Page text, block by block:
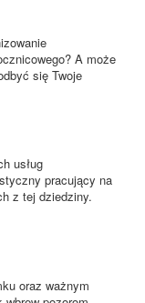
A może
się Twoje
usług
pracujący na
z tej dziedziny.
oraz ważnym